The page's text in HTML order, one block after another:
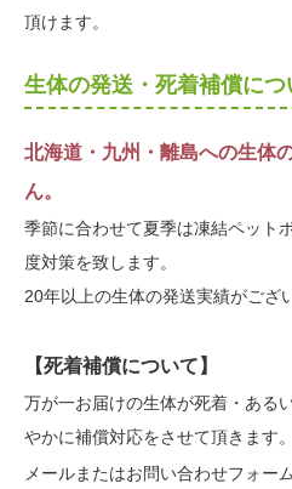
頂けます。
生体の発送・死着補償につ
北海道・九州・離島への生体
ん。
季節に合わせて夏季は凍結ペット
度対策を致します。
20年以上の生体の発送実績がござ
【死着補償について】
万が一お届けの生体が死着・ある
やかに補償対応をさせて頂きます。
メールまたはお問い合わせフォー